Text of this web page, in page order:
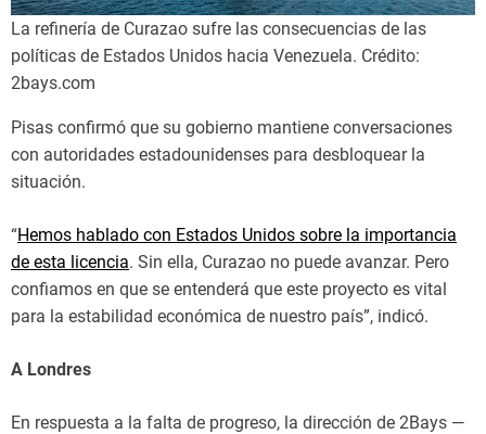
La refinería de Curazao sufre las consecuencias de las
políticas de Estados Unidos hacia Venezuela. Crédito:
2bays.com
Pisas confirmó que su gobierno mantiene conversaciones
con autoridades estadounidenses para desbloquear la
situación.
“Hemos hablado con Estados Unidos sobre la importancia
de esta licencia. Sin ella, Curazao no puede avanzar. Pero
confiamos en que se entenderá que este proyecto es vital
para la estabilidad económica de nuestro país”, indicó.
A Londres
En respuesta a la falta de progreso, la dirección de 2Bays —